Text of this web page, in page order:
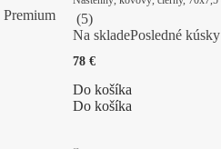
Premium (5)
Na skladePosledné kúsky
78 €
Do košíka
Do košíka